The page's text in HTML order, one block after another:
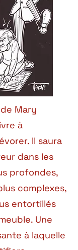
Mary
à
Il saura
dans les
profondes,
complexes,
entortillés
Une
à laquelle